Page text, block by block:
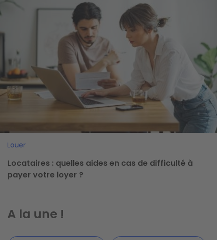
Louer
Locataires : quelles aides en cas de difficulté à
payer votre loyer ?
A la une !